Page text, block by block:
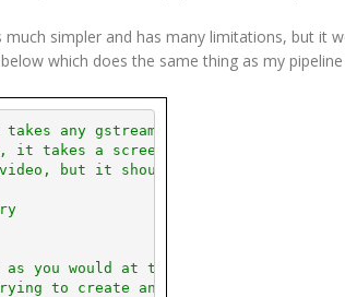
much simpler and has many limitations, but it
which does the same thing as my
any gstreamer movie format, and
it takes a screen grab or screen
video, but it should work the same
would at the command prompt.
to create and link each gstreamer